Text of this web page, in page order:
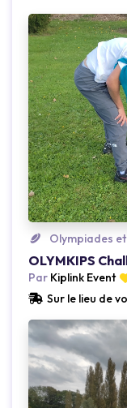
Loading...
Olympiades
OLYMKIPS
Par Kiplink Event
Sur le lieu de